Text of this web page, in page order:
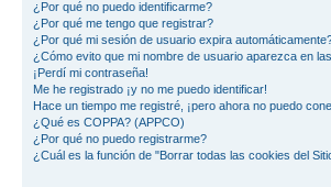
¿Por qué no puedo identificarme?
¿Por qué me tengo que registrar?
¿Por qué mi sesión de usuario expira
¿Cómo evito que mi nombre de usuario aparezca en
¡Perdí mi contraseña!
Me he registrado ¡y no me puedo identificar!
Hace un tiempo me registré, ¡pero ahora no puedo
¿Qué es COPPA? (APPCO)
¿Por qué no puedo registrarme?
¿Cuál es la función de "Borrar todas las cookies del